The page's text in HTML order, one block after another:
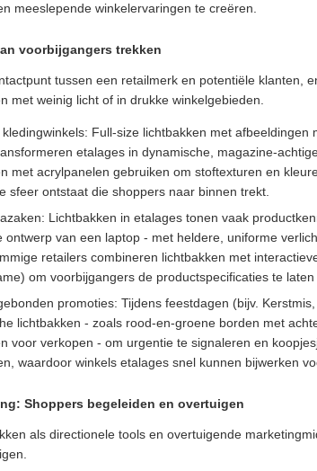
meeslepende winkelervaringen te creëren.
voorbijgangers trekken
tussen een retailmerk en potentiële klanten,
met weinig licht of in drukke winkelgebieden.
Full-size lichtbakken met
etalages in dynamische, magazine-
met acrylpanelen gebruiken om stoftexturen en
sfeer ontstaat die shoppers naar binnen trekt.
Lichtbakken in etalages tonen vaak
ontwerp van een laptop - met heldere, uniforme
retailers combineren lichtbakken met
om voorbijgangers de productspecificaties te
promoties: Tijdens feestdagen (bijv.
lichtbakken - zoals rood-en-groene borden met
voor verkopen - om urgentie te signaleren en
waardoor winkels etalages snel kunnen bijwerken
Shoppers begeleiden en overtuigen
als directionele tools en overtuigende